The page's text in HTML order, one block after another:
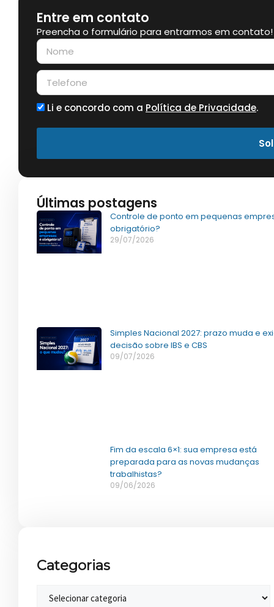
Entre em contato
Preencha o formulário para entrarmos em contato!
Li e concordo com a Política de Privacidade.
Últimas postagens
Controle de ponto em pequenas
obrigatório?
29/07/2026
Simples Nacional 2027: prazo muda e
decisão sobre IBS e CBS
09/07/2026
Fim da escala 6×1: sua empresa está
preparada para as novas mudanças
trabalhistas?
09/06/2026
Categorias